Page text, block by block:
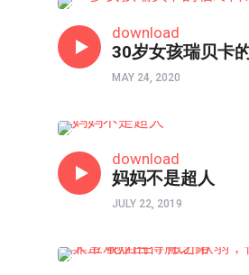
download
30岁女孩瑞贝卡
MAY 24, 2020
download
妈妈不是超人
JULY 22, 2019